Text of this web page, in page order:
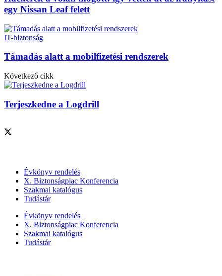
egy Nissan Leaf felett
IT-biztonság
Támadás alatt a mobilfizetési rendszerek
Következő cikk
Terjeszkedne a Logdrill
Évkönyv rendelés
X. Biztonságpiac Konferencia
Szakmai katalógus
Tudástár
Évkönyv rendelés
X. Biztonságpiac Konferencia
Szakmai katalógus
Tudástár